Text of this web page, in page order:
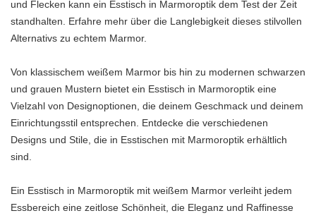
und Flecken kann ein Esstisch in Marmoroptik dem Test der Zeit
standhalten. Erfahre mehr über die Langlebigkeit dieses stilvollen
Alternativs zu echtem Marmor.
Von klassischem weißem Marmor bis hin zu modernen schwarzen
und grauen Mustern bietet ein Esstisch in Marmoroptik eine
Vielzahl von Designoptionen, die deinem Geschmack und deinem
Einrichtungsstil entsprechen. Entdecke die verschiedenen
Designs und Stile, die in Esstischen mit Marmoroptik erhältlich
sind.
Ein Esstisch in Marmoroptik mit weißem Marmor verleiht jedem
Essbereich eine zeitlose Schönheit, die Eleganz und Raffinesse